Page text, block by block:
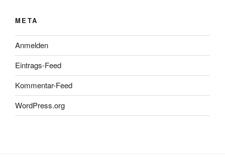
META
Anmelden
Eintrags-Feed
Kommentar-Feed
WordPress.org